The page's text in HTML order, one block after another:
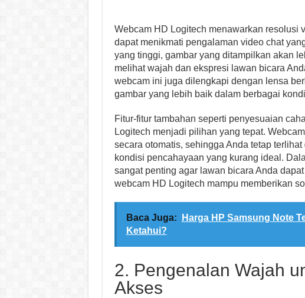
Webcam HD Logitech menawarkan resolusi
dapat menikmati pengalaman video chat
yang tinggi, gambar yang ditampilkan akan
melihat wajah dan ekspresi lawan bicara
webcam ini juga dilengkapi dengan lensa
gambar yang lebih baik dalam berbagai
Fitur-fitur tambahan seperti penyesuaian
Logitech menjadi pilihan yang tepat.
secara otomatis, sehingga Anda tetap
kondisi pencahayaan yang kurang ideal.
sangat penting agar lawan bicara Anda
webcam HD Logitech mampu memberikan
Baca Juga:
Harga HP Samsung Note
Ketahui?
2. Pengenalan Wajah
Akses